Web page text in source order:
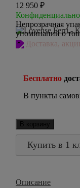
12 950 ₽
Непрозрачная
упоминаний о
Доставка,
Бесплатно
В пункты
В корзину
Купить в 1
Описание